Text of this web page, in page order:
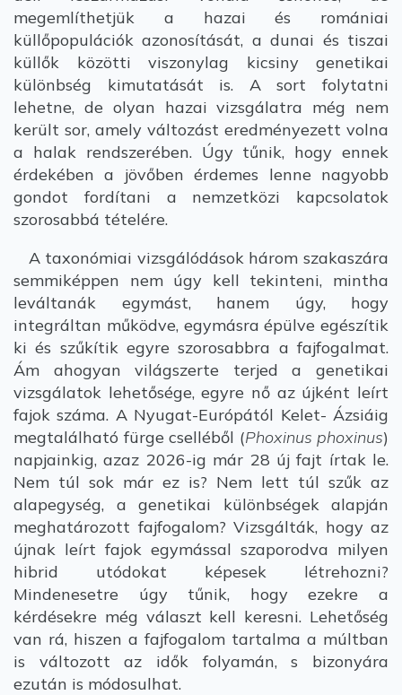
megemlíthetjük a hazai és romániai
küllőpopulációk azonosítását, a dunai és tiszai
küllők közötti viszonylag kicsiny genetikai
különbség kimutatását is. A sort folytatni
lehetne, de olyan hazai vizsgálatra még nem
került sor, amely változást eredményezett volna
a halak rendszerében. Úgy tűnik, hogy ennek
érdekében a jövőben érdemes lenne nagyobb
gondot fordítani a nemzetközi kapcsolatok
szorosabbá tételére.
A taxonómiai vizsgálódások három szakaszára
semmiképpen nem úgy kell tekinteni, mintha
leváltanák egymást, hanem úgy, hogy
integráltan működve, egymásra épülve egészítik
ki és szűkítik egyre szorosabbra a fajfogalmat.
Ám ahogyan világszerte terjed a genetikai
vizsgálatok lehetősége, egyre nő az újként leírt
fajok száma. A Nyugat-Európától Kelet- Ázsiáig
megtalálható fürge cselléből (Phoxinus phoxinus)
napjainkig, azaz 2026-ig már 28 új fajt írtak le.
Nem túl sok már ez is? Nem lett túl szűk az
alapegység, a genetikai különbségek alapján
meghatározott fajfogalom? Vizsgálták, hogy az
újnak leírt fajok egymással szaporodva milyen
hibrid utódokat képesek létrehozni?
Mindenesetre úgy tűnik, hogy ezekre a
kérdésekre még választ kell keresni. Lehetőség
van rá, hiszen a fajfogalom tartalma a múltban
is változott az idők folyamán, s bizonyára
ezután is módosulhat.